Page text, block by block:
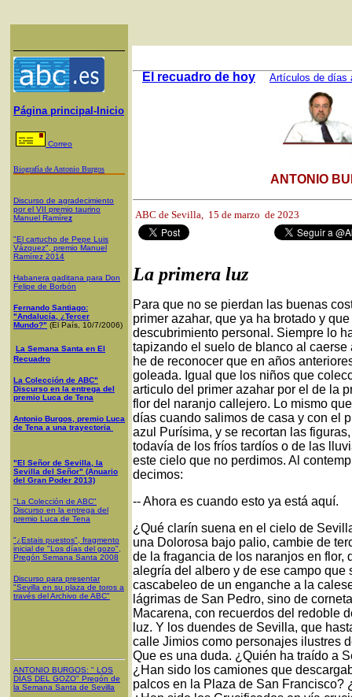
Página principal-Inicio
Correo
Biografía de Antonio Burgos
Discurso de agradecimiento
por el VII premio taurino
Manuel Ramírez
"El cartucho de Pepe Luis
Vázquez", premio Manuel
Ramírez 2014
Habanera gaditana para Don
Felipe de Borbón
Fernando Santiago:
"Andalucía, ¿Tercer
Mundo?" (El País, 10/7/2006)
La Semana Santa en El
Recuadro
La Colección de ABC"
Discurso en la entrega del
premio Luca de Tena
Antonio Burgos, premio Luca
de Tena a una trayectoria
"El Señor de Sevilla, la
Sevilla del Señor" (Anuario
del Gran Poder 2013)
"La Colección de ABC"
Discurso en la entrega del
premio Luca de Tena
"¿Estais puestos", fragmento
inicial de "Los días del gozo",
Pregón Semana Santa 2008
Discurso para presentar
"Sevilla en su plaza de toros a
través del Archivo de ABC"
ANTONIO BURGOS: " LOS
DÍAS DEL GOZO" Pregón de
la Semana Santa de Sevilla
El recuadro de hoy Artículos de días
ANTONIO
ABC de Sevilla, 15 de marzo de 2023
La primera luz
Para que no se pierdan las buenas
primer azahar, que ya ha brotado y
descubrimiento personal. Siempre lo
tapizando el suelo de blanco al
he de reconocer que en años
goleada. Igual que los niños que
articulo del primer azahar por el de la
flor del naranjo callejero. Lo mismo
días cuando salimos de casa y con el
azul Purísima, y se recortan las
todavía de los fríos tardíos o de las
este cielo que no perdimos. Al
decimos:
-- Ahora es cuando esto ya está aquí.
¿Qué clarín suena en el cielo de
una Dolorosa bajo palio, cambie de
de la fragancia de los naranjos en flor,
alegría del albero y de ese campo
cascabeleo de un enganche a la
lágrimas de San Pedro, sino de
Macarena, con recuerdos del redoble
luz. Y los duendes de Sevilla, que
calle Jimios como personajes ilustres
Que es una duda. ¿Quién ha traído a
¿Han sido los camiones que
palcos en la Plaza de San Francisco?